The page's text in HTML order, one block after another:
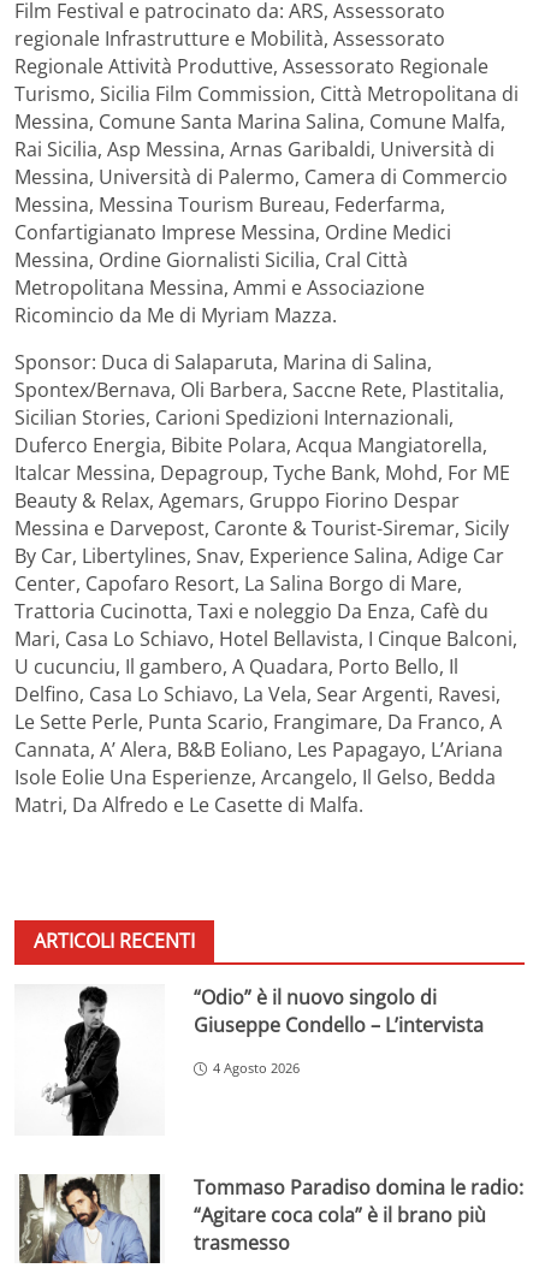
Film Festival e patrocinato da: ARS, Assessorato
regionale Infrastrutture e Mobilità, Assessorato
Regionale Attività Produttive, Assessorato Regionale
Turismo, Sicilia Film Commission, Città Metropolitana di
Messina, Comune Santa Marina Salina, Comune Malfa,
Rai Sicilia, Asp Messina, Arnas Garibaldi, Università di
Messina, Università di Palermo, Camera di Commercio
Messina, Messina Tourism Bureau, Federfarma,
Confartigianato Imprese Messina, Ordine Medici
Messina, Ordine Giornalisti Sicilia, Cral Città
Metropolitana Messina, Ammi e Associazione
Ricomincio da Me di Myriam Mazza.
Sponsor: Duca di Salaparuta, Marina di Salina,
Spontex/Bernava, Oli Barbera, Saccne Rete, Plastitalia,
Sicilian Stories, Carioni Spedizioni Internazionali,
Duferco Energia, Bibite Polara, Acqua Mangiatorella,
Italcar Messina, Depagroup, Tyche Bank, Mohd, For ME
Beauty & Relax, Agemars, Gruppo Fiorino Despar
Messina e Darvepost, Caronte & Tourist-Siremar, Sicily
By Car, Libertylines, Snav, Experience Salina, Adige Car
Center, Capofaro Resort, La Salina Borgo di Mare,
Trattoria Cucinotta, Taxi e noleggio Da Enza, Cafè du
Mari, Casa Lo Schiavo, Hotel Bellavista, I Cinque Balconi,
U cucunciu, Il gambero, A Quadara, Porto Bello, Il
Delfino, Casa Lo Schiavo, La Vela, Sear Argenti, Ravesi,
Le Sette Perle, Punta Scario, Frangimare, Da Franco, A
Cannata, A’ Alera, B&B Eoliano, Les Papagayo, L’Ariana
Isole Eolie Una Esperienze, Arcangelo, Il Gelso, Bedda
Matri, Da Alfredo e Le Casette di Malfa.
ARTICOLI RECENTI
“Odio” è il nuovo singolo di
Giuseppe Condello – L’intervista
4 Agosto 2026
Tommaso Paradiso domina le radio:
“Agitare coca cola” è il brano più
trasmesso